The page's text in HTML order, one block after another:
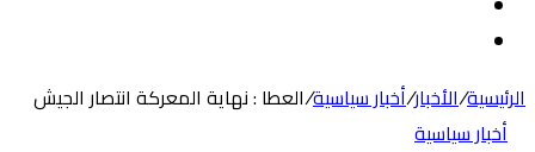
الرئيسية/الأخبار/أخبار سياسية/العطا : نهاية المعركة انتصار الجيش
أخبار سياسية